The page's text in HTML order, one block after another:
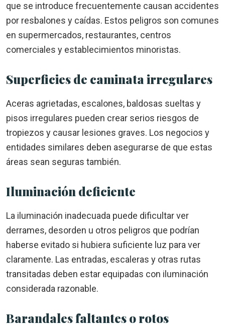
que se introduce frecuentemente causan accidentes
por resbalones y caídas. Estos peligros son comunes
en supermercados, restaurantes, centros
comerciales y establecimientos minoristas.
Superficies de caminata irregulares
Aceras agrietadas, escalones, baldosas sueltas y
pisos irregulares pueden crear serios riesgos de
tropiezos y causar lesiones graves. Los negocios y
entidades similares deben asegurarse de que estas
áreas sean seguras también.
Iluminación deficiente
La iluminación inadecuada puede dificultar ver
derrames, desorden u otros peligros que podrían
haberse evitado si hubiera suficiente luz para ver
claramente. Las entradas, escaleras y otras rutas
transitadas deben estar equipadas con iluminación
considerada razonable.
Barandales faltantes o rotos